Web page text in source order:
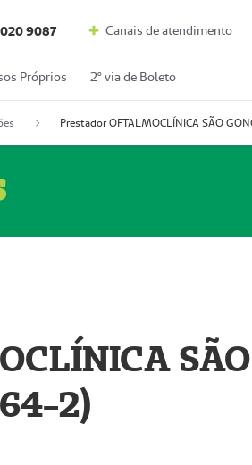
9087 Canais de atendimento
Próprios 2º via de Boleto
SÃO
2)